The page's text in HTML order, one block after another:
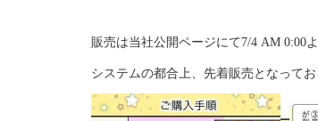
販売は当社公開ページにて7/4 AM 0:00よ
システムの都合上、先着販売となって